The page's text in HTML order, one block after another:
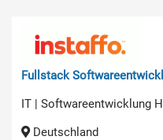
Fullstack
IT | Softwareentwicklung
Deutschland